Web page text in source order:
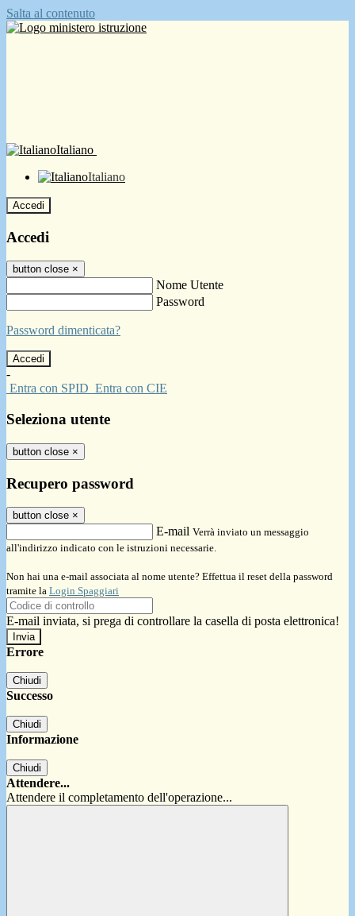
Salta al contenuto
Italiano
Italiano
Accedi
Accedi
button close ×
Nome Utente
Password
Password dimenticata?
-
Entra con SPID Entra con CIE
Seleziona utente
button close ×
Recupero password
button close ×
E-mail Verrà inviato un messaggio
all'indirizzo indicato con le istruzioni necessarie.
Non hai una e-mail associata al nome utente? Effettua il reset della password
tramite la Login Spaggiari
E-mail inviata, si prega di controllare la casella di posta elettronica!
Errore
Chiudi
Successo
Chiudi
Informazione
Chiudi
Attendere...
Attendere il completamento dell'operazione...